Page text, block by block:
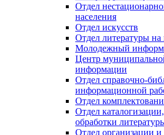
Отдел
населения
Отдел искусств
Отдел литературы
Молодежный
Центр
информации
Отдел справочно-
информационной
Отдел
Отдел
обработки
Отдел организации и